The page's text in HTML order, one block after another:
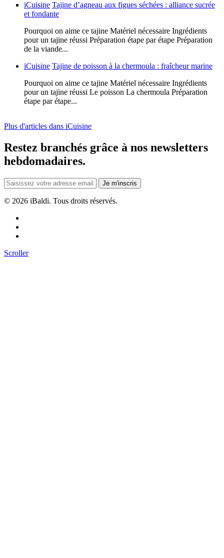
iCuisine Tajine d’agneau aux figues séchées : alliance sucrée
et fondante
Pourquoi on aime ce tajine Matériel nécessaire Ingrédients
pour un tajine réussi Préparation étape par étape Préparation
de la viande...
iCuisine Tajine de poisson à la chermoula : fraîcheur marine
Pourquoi on aime ce tajine Matériel nécessaire Ingrédients
pour un tajine réussi Le poisson La chermoula Préparation
étape par étape...
Plus d'articles dans iCuisine
Restez branchés grâce à nos newsletters
hebdomadaires.
Je m'inscris
© 2026 iBaldi. Tous droits réservés.
Scroller